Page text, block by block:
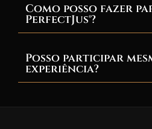
Como posso fazer
PerfectJus®?
Posso participar
experiência?